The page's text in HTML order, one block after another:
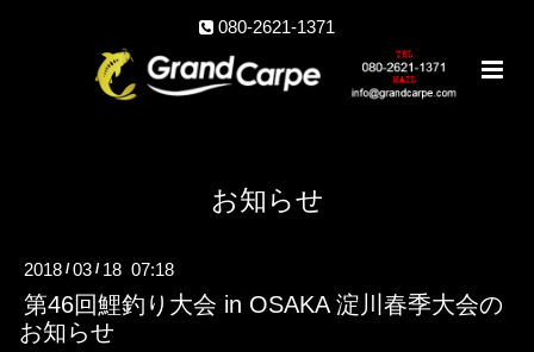
080-2621-1371
お知らせ
2018 /03 / 18 07:18
第46回鯉釣り大会 in OSAKA 淀川春季大会の
お知らせ